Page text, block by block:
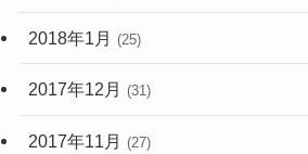
2018年1月 (25)
2017年12月 (31)
2017年11月 (27)